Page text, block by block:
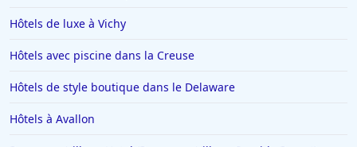
Hôtels de luxe à Vichy
Hôtels avec piscine dans la Creuse
Hôtels de style boutique dans le Delaware
Hôtels à Avallon